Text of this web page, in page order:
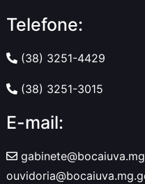
Telefone:
(38) 3251-4429
(38) 3251-3015
E-mail: